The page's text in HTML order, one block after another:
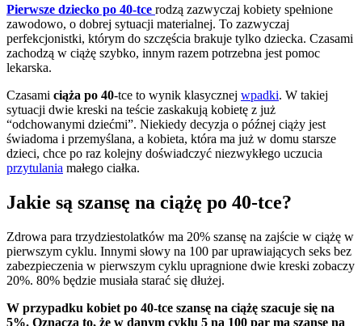
Pierwsze dziecko po 40-tce rodzą zazwyczaj kobiety spełnione
zawodowo, o dobrej sytuacji materialnej. To zazwyczaj
perfekcjonistki, którym do szczęścia brakuje tylko dziecka. Czasami
zachodzą w ciążę szybko, innym razem potrzebna jest pomoc
lekarska.
Czasami ciąża po 40-tce to wynik klasycznej wpadki. W takiej
sytuacji dwie kreski na teście zaskakują kobietę z już
“odchowanymi dziećmi”. Niekiedy decyzja o późnej ciąży jest
świadoma i przemyślana, a kobieta, która ma już w domu starsze
dzieci, chce po raz kolejny doświadczyć niezwykłego uczucia
przytulania małego ciałka.
Jakie są szansę na ciążę po 40-tce?
Zdrowa para trzydziestolatków ma 20% szansę na zajście w ciążę w
pierwszym cyklu. Innymi słowy na 100 par uprawiających seks bez
zabezpieczenia w pierwszym cyklu upragnione dwie kreski zobaczy
20%. 80% będzie musiała starać się dłużej.
W przypadku kobiet po 40-tce szansę na ciążę szacuje się na
5%. Oznacza to, że w danym cyklu 5 na 100 par ma szansę na